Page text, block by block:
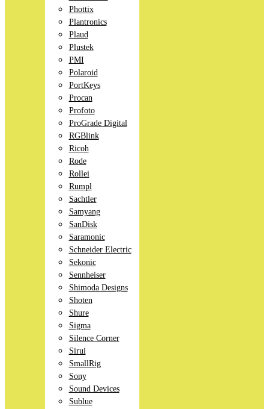
Phottix
Plantronics
Plaud
Plustek
PMI
Polaroid
PortKeys
Procan
Profoto
ProGrade Digital
RGBlink
Ricoh
Rode
Rollei
Rumpl
Sachtler
Samyang
SanDisk
Saramonic
Schneider Electric
Sekonic
Sennheiser
Shimoda Designs
Shoten
Shure
Sigma
Silence Corner
Sirui
SmallRig
Sony
Sound Devices
Sublue